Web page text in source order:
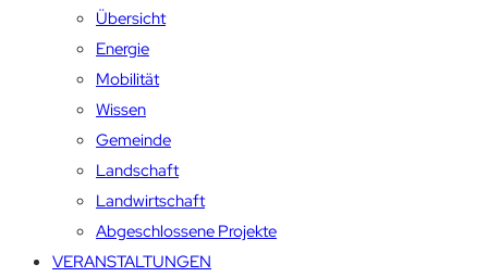
Übersicht
Energie
Mobilität
Wissen
Gemeinde
Landschaft
Landwirtschaft
Abgeschlossene Projekte
VERANSTALTUNGEN